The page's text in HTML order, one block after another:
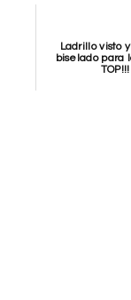
Ladrillo visto
biselado para
TOP!!!